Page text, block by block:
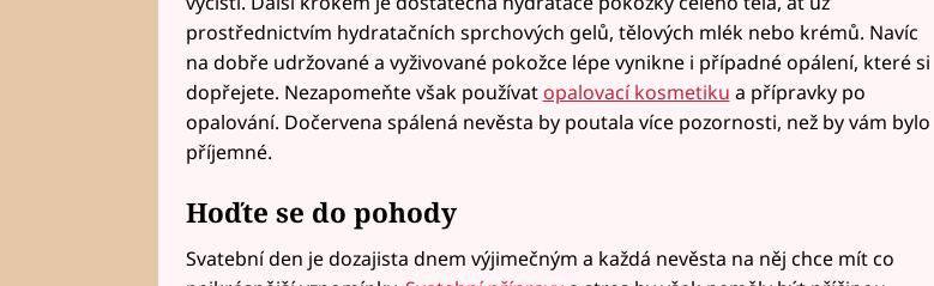
prostřednictvím hydratačních sprchových gelů, tělových mlék nebo krémů. Navíc
na dobře udržované a vyživované pokožce lépe vynikne i případné opálení, které si
dopřejete. Nezapomeňte však používat opalovací kosmetiku a přípravky po
opalování. Dočervena spálená nevěsta by poutala více pozornosti, než by vám bylo
příjemné.
Hoďte se do pohody
Svatební den je dozajista dnem výjimečným a každá nevěsta na něj chce mít co